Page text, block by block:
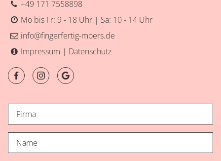
+49 171 7558898
Mo bis Fr: 9 - 18 Uhr | Sa: 10 - 14 Uhr
info@fingerfertig-moers.de
Impressum | Datenschutz